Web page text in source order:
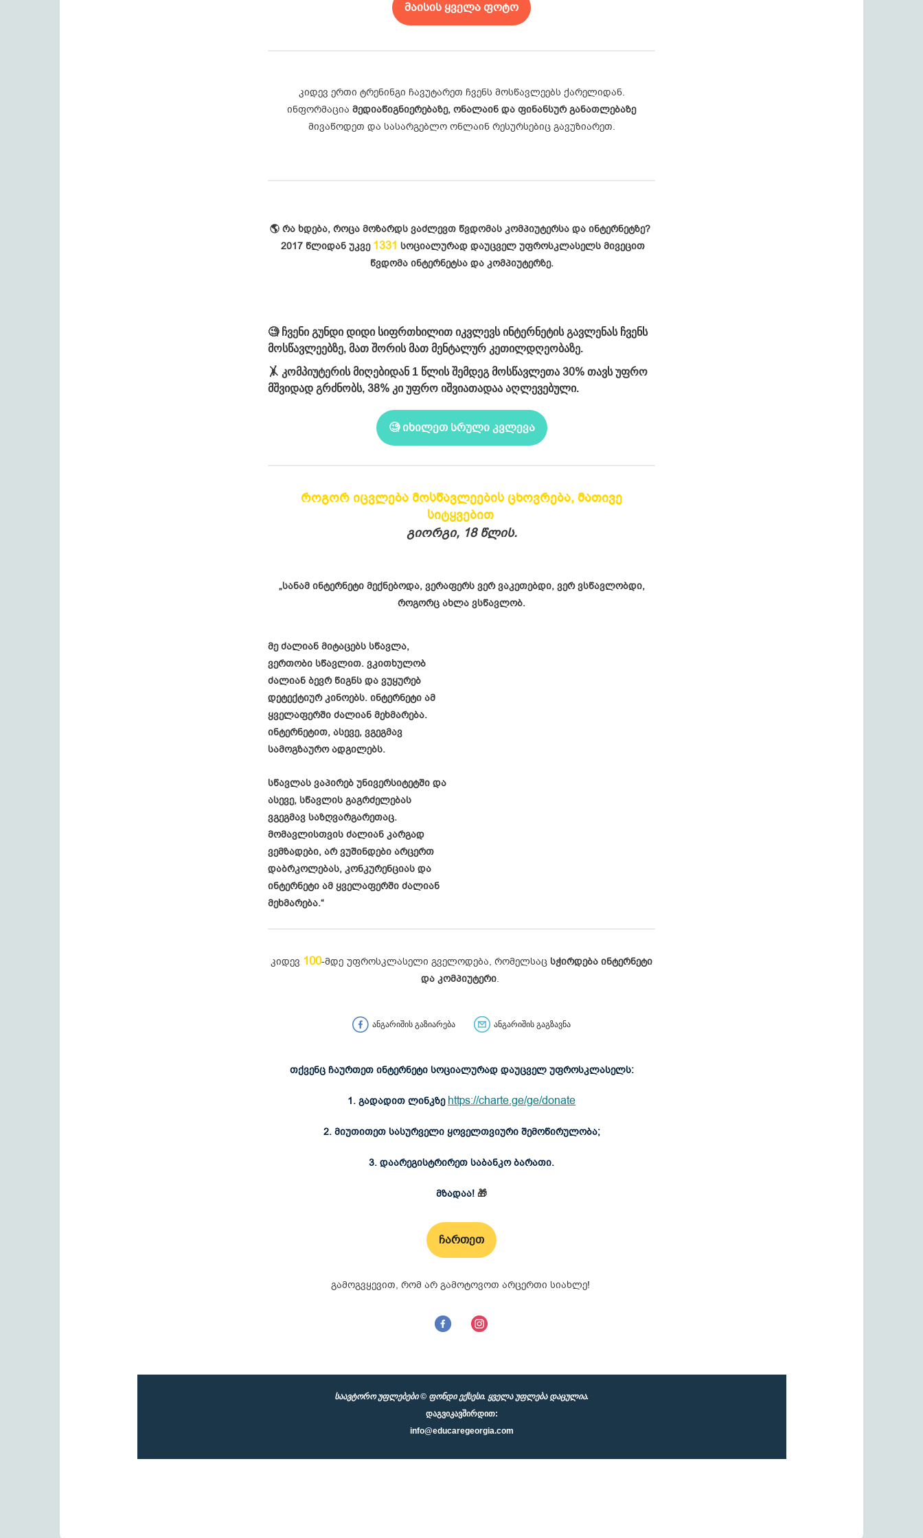
მაისის ყველა ფოტო
კიდევ ერთი ტრენინგი ჩავუტარეთ ჩვენს მოსწავლეებს ქარელიდან.
ინფორმაცია მედიაწიგნიერებაზე, ონალაინ და ფინანსურ განათლებაზე
მივაწოდეთ და სასარგებლო ონლაინ რესურსებიც გავუზიარეთ.
🌎 რა ხდება, როცა მოზარდს ვაძლევთ წვდომას კომპიუტერსა და ინტერნეტზე?
2017 წლიდან უკვე 1331 სოციალურად დაუცველ უფროსკლასელს მივეცით
წვდომა ინტერნეტსა და კომპიუტერზე.
🧐 ჩვენი გუნდი დიდი სიფრთხილით იკვლევს ინტერნეტის გავლენას ჩვენს
მოსწავლეებზე, მათ შორის მათ მენტალურ კეთილდღეობაზე.
🤸 კომპიუტერის მიღებიდან 1 წლის შემდეგ მოსწავლეთა 30% თავს უფრო
მშვიდად გრძნობს, 38% კი უფრო იშვიათადაა აღლევებული.
🧐 იხილეთ სრული კვლევა
როგორ იცვლება მოსწავლეების ცხოვრება, მათივე
სიტყვებით
გიორგი, 18 წლის.
„სანამ ინტერნეტი მექნებოდა, ვერაფერს ვერ ვაკეთებდი, ვერ ვსწავლობდი,
როგორც ახლა ვსწავლობ.
მე ძალიან მიტაცებს სწავლა,
ვერთობი სწავლით. ვკითხულობ
ძალიან ბევრ წიგნს და ვუყურებ
დეტექტიურ კინოებს. ინტერნეტი ამ
ყველაფერში ძალიან მეხმარება.
ინტერნეტით, ასევე, ვგეგმავ
სამოგზაურო ადგილებს.
სწავლას ვაპირებ უნივერსიტეტში და
ასევე, სწავლის გაგრძელებას
ვგეგმავ საზღვარგარეთაც.
მომავლისთვის ძალიან კარგად
ვემზადები, არ ვუშინდები არცერთ
დაბრკოლებას, კონკურენციას და
ინტერნეტი ამ ყველაფერში ძალიან
მეხმარება.“
კიდევ 100-მდე უფროსკლასელი გველოდება, რომელსაც სჭირდება ინტერნეტი
და კომპიუტერი.
ანგარიშის გაზიარება ანგარიშის გაგზავნა
თქვენც ჩაურთეთ ინტერნეტი სოციალურად დაუცველ უფროსკლასელს:
1. გადადით ლინკზე https://charte.ge/ge/donate
2. მიუთითეთ სასურველი ყოველთვიური შემოწირულობა;
3. დაარეგისტრირეთ საბანკო ბარათი.
მზადაა! 🎁
ჩართეთ
გამოგვყევით, რომ არ გამოტოვოთ არცერთი სიახლე!
საავტორო უფლებები © ფონდი ექსესი. ყველა უფლება დაცულია.
დაგვიკავშირდით:
info@educaregeorgia.com